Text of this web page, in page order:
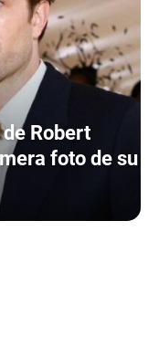
Robert
foto de su